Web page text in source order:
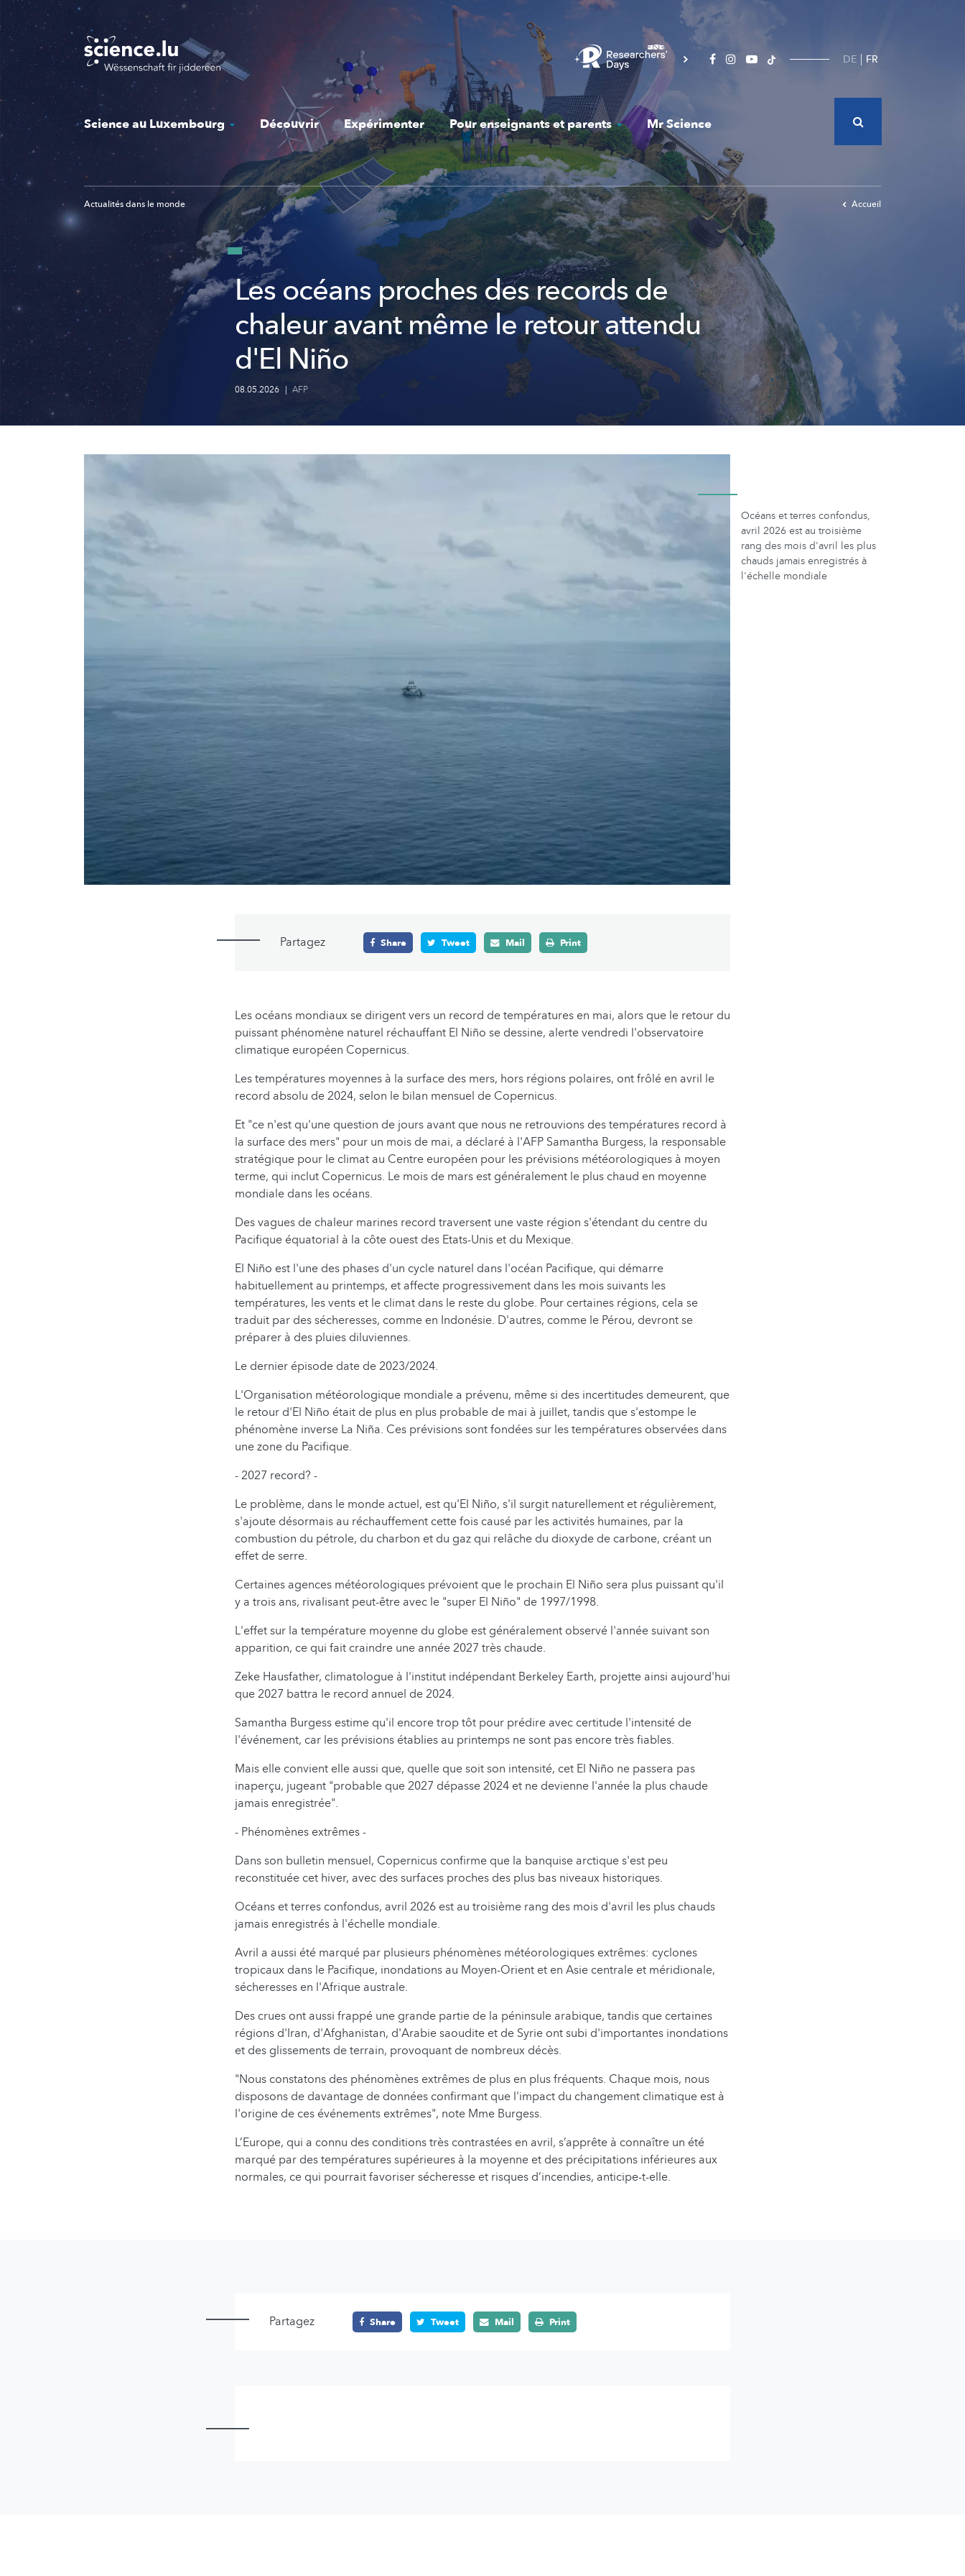
to
main
content
DE FR
Science au Luxembourg Découvrir Expérimenter Pour enseignants et parents Mr Science
Actualités dans le monde Accueil
Les océans proches des records de
chaleur avant même le retour attendu
d'El Niño
08.05.2026 | AFP
Océans et terres confondus,
avril 2026 est au troisième
rang des mois d'avril les plus
chauds jamais enregistrés à
l'échelle mondiale
Partagez Share Tweet Mail Print
Les océans mondiaux se dirigent vers un record de températures en mai, alors que le retour du
puissant phénomène naturel réchauffant El Niño se dessine, alerte vendredi l'observatoire
climatique européen Copernicus.
Les températures moyennes à la surface des mers, hors régions polaires, ont frôlé en avril le
record absolu de 2024, selon le bilan mensuel de Copernicus.
Et "ce n'est qu'une question de jours avant que nous ne retrouvions des températures record à
la surface des mers" pour un mois de mai, a déclaré à l'AFP Samantha Burgess, la responsable
stratégique pour le climat au Centre européen pour les prévisions météorologiques à moyen
terme, qui inclut Copernicus. Le mois de mars est généralement le plus chaud en moyenne
mondiale dans les océans.
Des vagues de chaleur marines record traversent une vaste région s'étendant du centre du
Pacifique équatorial à la côte ouest des Etats-Unis et du Mexique.
El Niño est l'une des phases d'un cycle naturel dans l'océan Pacifique, qui démarre
habituellement au printemps, et affecte progressivement dans les mois suivants les
températures, les vents et le climat dans le reste du globe. Pour certaines régions, cela se
traduit par des sécheresses, comme en Indonésie. D'autres, comme le Pérou, devront se
préparer à des pluies diluviennes.
Le dernier épisode date de 2023/2024.
L'Organisation météorologique mondiale a prévenu, même si des incertitudes demeurent, que
le retour d'El Niño était de plus en plus probable de mai à juillet, tandis que s'estompe le
phénomène inverse La Niña. Ces prévisions sont fondées sur les températures observées dans
une zone du Pacifique.
- 2027 record? -
Le problème, dans le monde actuel, est qu'El Niño, s'il surgit naturellement et régulièrement,
s'ajoute désormais au réchauffement cette fois causé par les activités humaines, par la
combustion du pétrole, du charbon et du gaz qui relâche du dioxyde de carbone, créant un
effet de serre.
Certaines agences météorologiques prévoient que le prochain El Niño sera plus puissant qu'il
y a trois ans, rivalisant peut-être avec le "super El Niño" de 1997/1998.
L'effet sur la température moyenne du globe est généralement observé l'année suivant son
apparition, ce qui fait craindre une année 2027 très chaude.
Zeke Hausfather, climatologue à l'institut indépendant Berkeley Earth, projette ainsi aujourd'hui
que 2027 battra le record annuel de 2024.
Samantha Burgess estime qu'il encore trop tôt pour prédire avec certitude l'intensité de
l'événement, car les prévisions établies au printemps ne sont pas encore très fiables.
Mais elle convient elle aussi que, quelle que soit son intensité, cet El Niño ne passera pas
inaperçu, jugeant "probable que 2027 dépasse 2024 et ne devienne l'année la plus chaude
jamais enregistrée".
- Phénomènes extrêmes -
Dans son bulletin mensuel, Copernicus confirme que la banquise arctique s'est peu
reconstituée cet hiver, avec des surfaces proches des plus bas niveaux historiques.
Océans et terres confondus, avril 2026 est au troisième rang des mois d'avril les plus chauds
jamais enregistrés à l'échelle mondiale.
Avril a aussi été marqué par plusieurs phénomènes météorologiques extrêmes: cyclones
tropicaux dans le Pacifique, inondations au Moyen-Orient et en Asie centrale et méridionale,
sécheresses en l'Afrique australe.
Des crues ont aussi frappé une grande partie de la péninsule arabique, tandis que certaines
régions d'Iran, d'Afghanistan, d'Arabie saoudite et de Syrie ont subi d'importantes inondations
et des glissements de terrain, provoquant de nombreux décès.
"Nous constatons des phénomènes extrêmes de plus en plus fréquents. Chaque mois, nous
disposons de davantage de données confirmant que l'impact du changement climatique est à
l'origine de ces événements extrêmes", note Mme Burgess.
L’Europe, qui a connu des conditions très contrastées en avril, s’apprête à connaître un été
marqué par des températures supérieures à la moyenne et des précipitations inférieures aux
normales, ce qui pourrait favoriser sécheresse et risques d’incendies, anticipe-t-elle.
Partagez Share Tweet Mail Print